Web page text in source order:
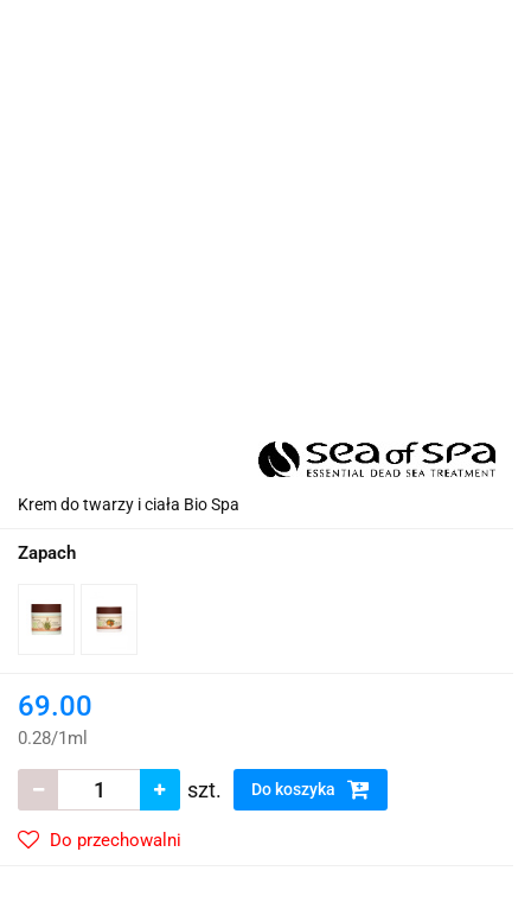
Krem do twarzy i ciała Bio Spa
Zapach
69.00
0.28/1ml
szt. Do koszyka
Do przechowalni